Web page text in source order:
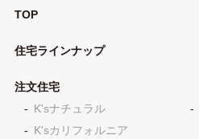
TOP
住宅ラインナップ
注文住宅
K'sナチュラル
K'sカリフォルニア